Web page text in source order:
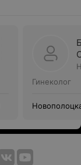
Гинеколог